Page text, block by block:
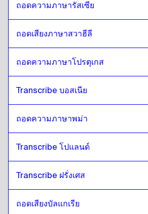
ถอดความภาษารัสเซีย
ถอดเสียงภาษาสวาฮีลี
ถอดความภาษาโปรตุเกส
Transcribe บอสเนีย
ถอดความภาษาพม่า
Transcribe โปแลนด์
Transcribe ฝรั่งเศส
ถอดเสียงบัลแกเรีย